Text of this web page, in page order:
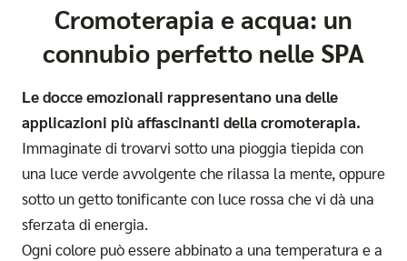
Cromoterapia e acqua: un
connubio perfetto nelle SPA
Ledocce emozionali rappresentano una delle
applicazioni più affascinanti della cromoterapia.
Immaginate di trovarvi sotto una pioggia tiepida con
una luce verde avvolgente che rilassa la mente, oppure
sotto un getto tonificante con luce rossa che vi dà una
sferzata di energia.
Ogni colore può essere abbinato a una temperatura e a